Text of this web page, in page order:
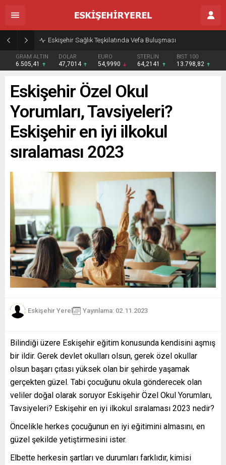
Eskişehir Sağlık Teşkilatında Vefa Buluşması
GRAM ALTIN
6.505,41
DOLAR
47,7014
EURO
54,9990
STERLİN
64,2141
BIST 100
13.798,82
Eskişehir Özel Okul
Yorumları, Tavsiyeleri?
Eskişehir en iyi ilkokul
sıralaması 2023
Eskişehir Yerel Yayınlama: 02.11.2023
Bilindiği üzere Eskişehir eğitim konusunda kendisini aşmış
bir ildir. Gerek devlet okulları olsun, gerek özel okullar
olsun başarı çıtası yüksek olan bir şehirde yaşamak
gerçekten güzel. Tabi çocuğunu okula gönderecek olan
veliler doğal olarak soruyor Eskişehir Özel Okul Yorumları,
Tavsiyeleri? Eskişehir en iyi ilkokul sıralaması 2023 nedir?
Öncelikle herkes çocuğunun en iyi eğitimini almasını, en
güzel şekilde yetiştirmesini ister.
Elbette herkesin şartları ve durumları farklıdır, kimisi